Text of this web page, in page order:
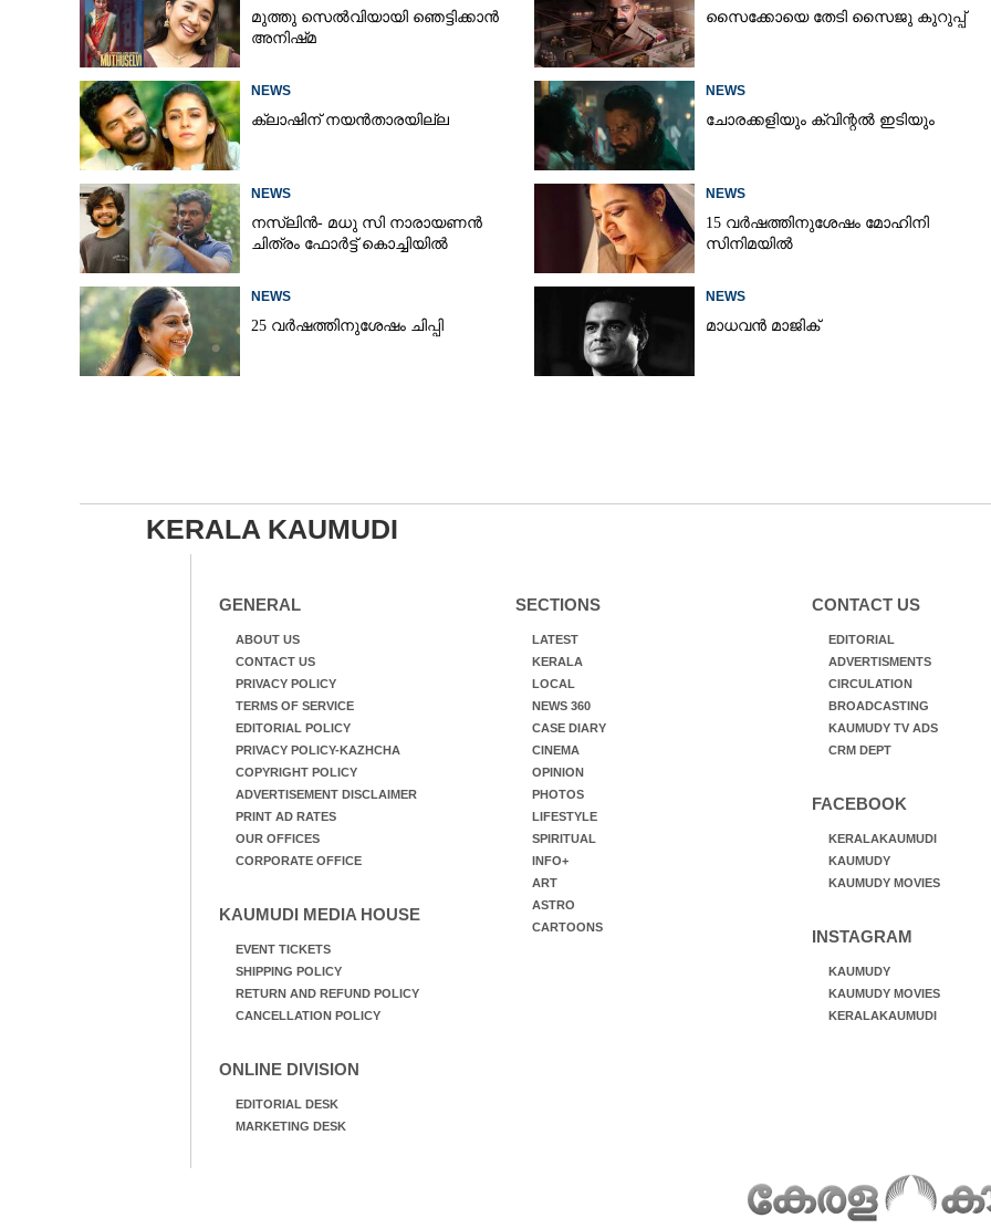
മുത്തു സെൽവിയായി ഞെട്ടിക്കാൻ
അനിഷ്‌മ
സൈക്കോയെ തേടി സൈജു കുറുപ്പ്
NEWS
ക്ലാഷിന് നയൻതാരയില്ല
NEWS
ചോരക്കളിയും ക്വിന്റൽ ഇടിയും
NEWS
നസ്ലിൻ- മധു സി നാരായണൻ
ചിത്രം ഫോർട്ട് കൊച്ചിയിൽ
NEWS
15 വർഷത്തിനുശേഷം മോഹിനി
സിനിമയിൽ
NEWS
25 വർഷത്തിനുശേഷം ചിപ്പി
NEWS
മാധവൻ മാജിക്
KERALA KAUMUDI
GENERAL
ABOUT US
CONTACT US
PRIVACY POLICY
TERMS OF SERVICE
EDITORIAL POLICY
PRIVACY POLICY-KAZHCHA
COPYRIGHT POLICY
ADVERTISEMENT DISCLAIMER
PRINT AD RATES
OUR OFFICES
CORPORATE OFFICE
KAUMUDI MEDIA HOUSE
EVENT TICKETS
SHIPPING POLICY
RETURN AND REFUND POLICY
CANCELLATION POLICY
ONLINE DIVISION
EDITORIAL DESK
MARKETING DESK
SECTIONS
LATEST
KERALA
LOCAL
NEWS 360
CASE DIARY
CINEMA
OPINION
PHOTOS
LIFESTYLE
SPIRITUAL
INFO+
ART
ASTRO
CARTOONS
CONTACT US
EDITORIAL
ADVERTISMENTS
CIRCULATION
BROADCASTING
KAUMUDY TV ADS
CRM DEPT
FACEBOOK
KERALAKAUMUDI
KAUMUDY
KAUMUDY MOVIES
INSTAGRAM
KAUMUDY
KAUMUDY MOVIES
KERALAKAUMUDI